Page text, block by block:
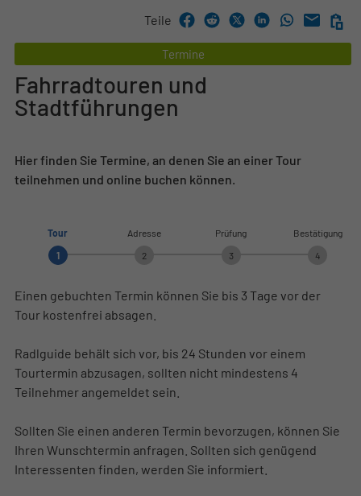
Teile
Termine
Fahrradtouren und
Stadtführungen
Hier finden Sie Termine, an denen Sie an einer Tour
teilnehmen und online buchen können.
1
Tour
2
Adresse
3
Prüfung
4
Bestätigung
Einen gebuchten Termin können Sie bis 3 Tage vor der
Tour kostenfrei absagen.
Radlguide behält sich vor, bis 24 Stunden vor einem
Tourtermin abzusagen, sollten nicht mindestens 4
Teilnehmer angemeldet sein.
Sollten Sie einen anderen Termin bevorzugen, können Sie
Ihren Wunschtermin anfragen. Sollten sich genügend
Interessenten finden, werden Sie informiert.